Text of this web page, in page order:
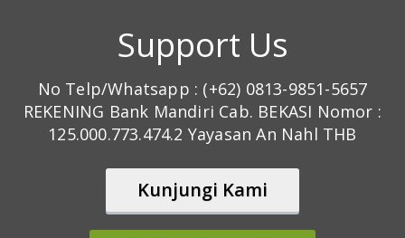
Support Us
No Telp/Whatsapp : (+62) 0813-9851-5657
REKENING Bank Mandiri Cab. BEKASI Nomor :
125.000.773.474.2 Yayasan An Nahl THB
Kunjungi Kami